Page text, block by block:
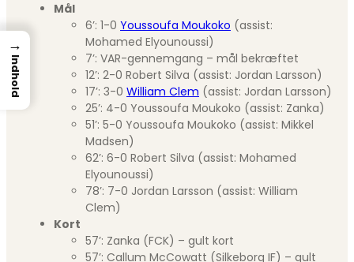
Mål
6’: 1-0 Youssoufa Moukoko (assist:
Mohamed Elyounoussi)
7’: VAR-gennemgang – mål bekræftet
12’: 2-0 Robert Silva (assist: Jordan Larsson)
17’: 3-0 William Clem (assist: Jordan Larsson)
25’: 4-0 Youssoufa Moukoko (assist: Zanka)
51’: 5-0 Youssoufa Moukoko (assist: Mikkel
Madsen)
62’: 6-0 Robert Silva (assist: Mohamed
Elyounoussi)
78’: 7-0 Jordan Larsson (assist: William
Clem)
Kort
57’: Zanka (FCK) – gult kort
57’: Callum McCowatt (Silkeborg IF) – gult
→
Indhold